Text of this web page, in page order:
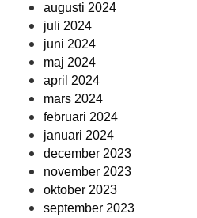
augusti 2024
juli 2024
juni 2024
maj 2024
april 2024
mars 2024
februari 2024
januari 2024
december 2023
november 2023
oktober 2023
september 2023